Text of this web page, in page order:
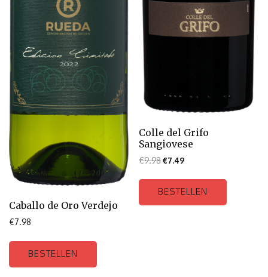
Caballo de Oro Verdejo
€7.98
BESTELLEN
Colle del Grifo
Sangiovese
€9.98€7.49
BESTELLEN